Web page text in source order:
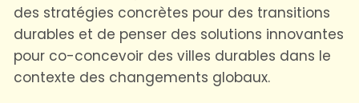
des stratégies concrètes pour des transitions
durables et de penser des solutions innovantes
pour co-concevoir des villes durables dans le
contexte des changements globaux.